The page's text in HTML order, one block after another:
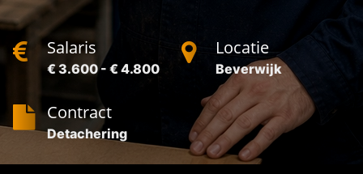
Salaris
€ 3.600 - € 4.800
Locatie
Beverwijk
Contract
Detachering